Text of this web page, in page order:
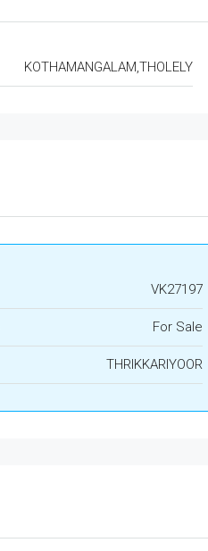
KOTHAMANGALAM,THOLELY
VK27197
For Sale
THRIKKARIYOOR